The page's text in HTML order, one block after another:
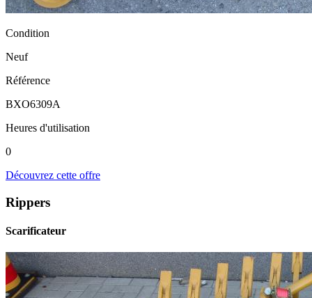
Condition
Neuf
Référence
BXO6309A
Heures d'utilisation
0
Découvrez cette offre
Rippers
Scarificateur